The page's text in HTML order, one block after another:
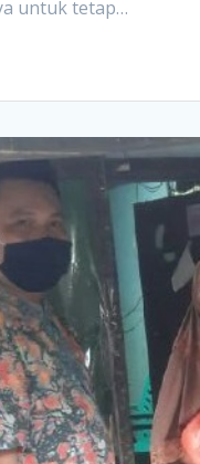
untuk tetap…